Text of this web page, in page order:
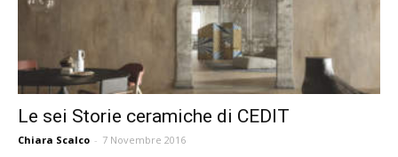
Le sei Storie ceramiche di CEDIT
Chiara Scalco - 7 Novembre 2016